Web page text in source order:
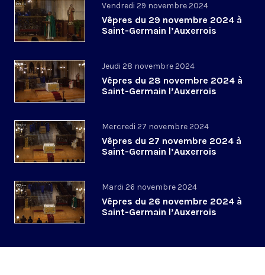
Vendredi 29 novembre 2024
Vêpres du 29 novembre 2024 à
Saint-Germain l’Auxerrois
Jeudi 28 novembre 2024
Vêpres du 28 novembre 2024 à
Saint-Germain l’Auxerrois
Mercredi 27 novembre 2024
Vêpres du 27 novembre 2024 à
Saint-Germain l’Auxerrois
Mardi 26 novembre 2024
Vêpres du 26 novembre 2024 à
Saint-Germain l’Auxerrois